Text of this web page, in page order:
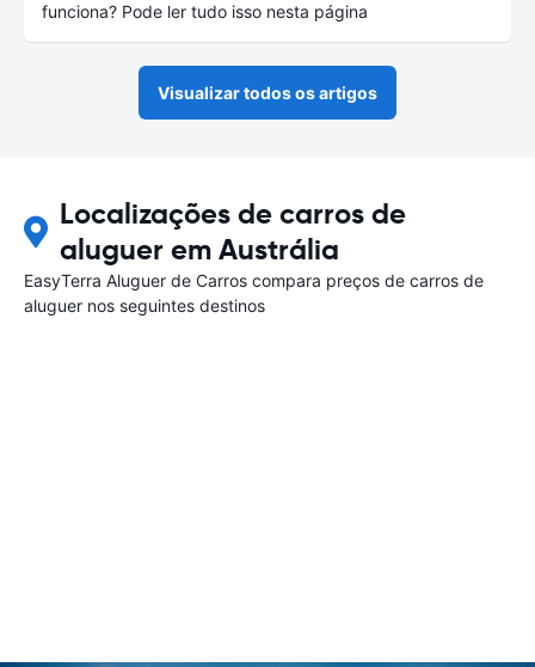
funciona? Pode ler tudo isso nesta página
Visualizar todos os artigos
Localizações de carros de
aluguer em Austrália
EasyTerra Aluguer de Carros compara preços de carros de
aluguer nos seguintes destinos